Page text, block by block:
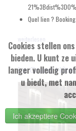
Quel lien ?
Le Grand
Cookies stellen
bieden. U kunt ze
langer volledig
u biedt, met
Ich akzeptiere